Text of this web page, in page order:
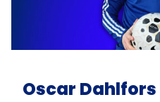
Oscar Dahlfors